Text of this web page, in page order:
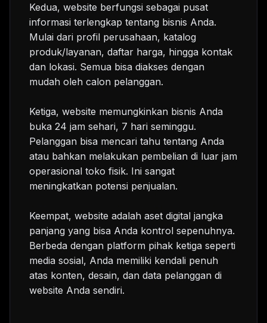
Kedua, website berfungsi sebagai pusat
informasi terlengkap tentang bisnis Anda.
Mulai dari profil perusahaan, katalog
produk/layanan, daftar harga, hingga kontak
dan lokasi. Semua bisa diakses dengan
mudah oleh calon pelanggan.
Ketiga, website memungkinkan bisnis Anda
buka 24 jam sehari, 7 hari seminggu.
Pelanggan bisa mencari tahu tentang Anda
atau bahkan melakukan pembelian di luar jam
operasional toko fisik. Ini sangat
meningkatkan potensi penjualan.
Keempat, website adalah aset digital jangka
panjang yang bisa Anda kontrol sepenuhnya.
Berbeda dengan platform pihak ketiga seperti
media sosial, Anda memiliki kendali penuh
atas konten, desain, dan data pelanggan di
website Anda sendiri.